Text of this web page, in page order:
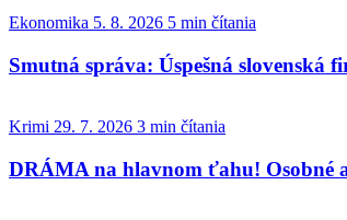
Ekonomika 5. 8. 2026 5 min čítania
Smutná správa: Úspešná
Krimi 29. 7. 2026 3 min čítania
DRÁMA na hlavnom ťahu! Osobné